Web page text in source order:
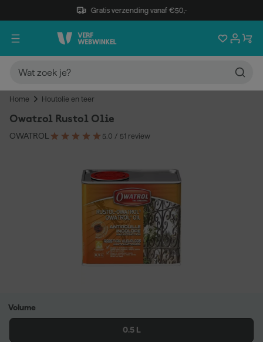
Gratis verzending vanaf €50,-
Home Houtolie en teer
Owatrol Rustol Olie
OWATROL 5.0 / 51 review
Volume
0.5 L